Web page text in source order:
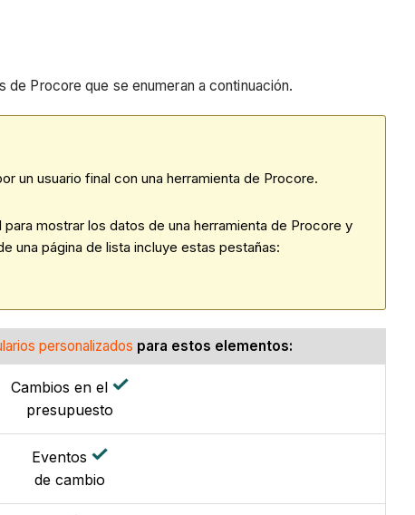
de Procore que se enumeran a continuación.
un usuario final con una herramienta de Procore.
mostrar los datos de una herramienta de Procore y
una página de lista incluye estas pestañas:
personalizados para estos elementos:
Cambios en el
presupuesto
Eventos
de cambio